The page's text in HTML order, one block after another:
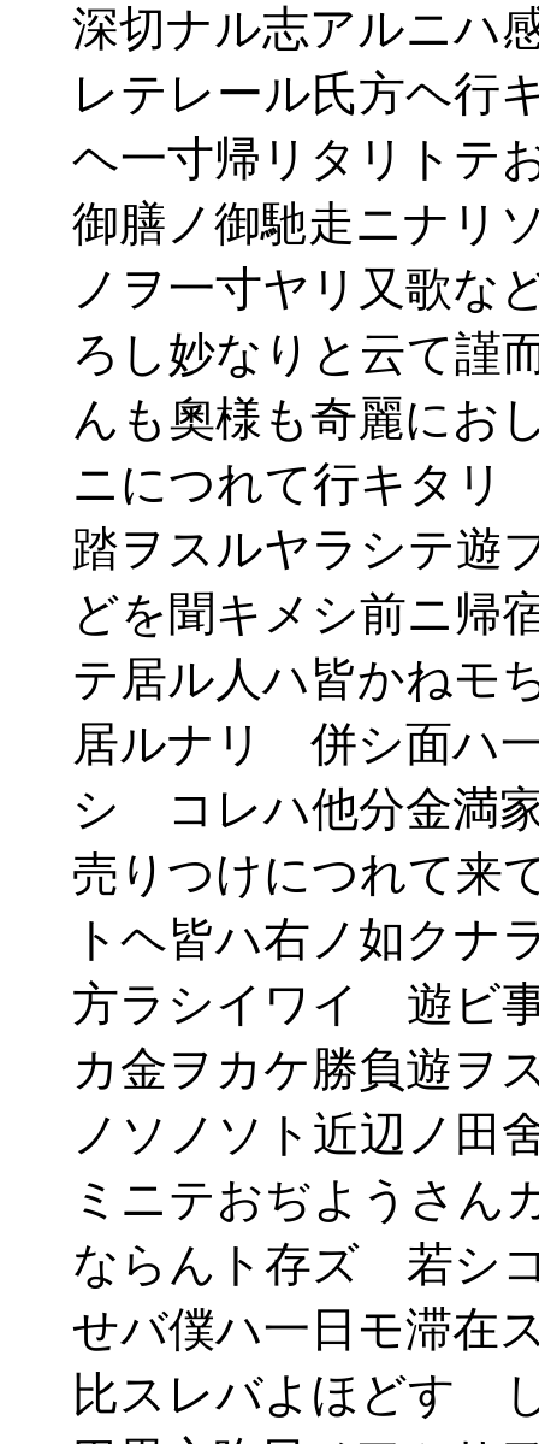
深切ナル志アルニハ
レテレール氏方ヘ行
ヘ一寸帰リタリトテ
御膳ノ御馳走ニナリ
ノヲ一寸ヤリ又歌
ろし妙なりと云て謹
んも奧様も奇麗にお
ニにつれて行キタ
踏ヲスルヤラシテ遊
どを聞キメシ前ニ帰
テ居ル人ハ皆かねモ
居ルナリ 併シ面ハ
シ コレハ他分金満
売りつけにつれて来
トヘ皆ハ右ノ如クナ
方ラシイワイ 遊ビ
カ金ヲカケ勝負遊ヲ
ノソノソト近辺ノ田
ミニテおぢようさん
ならんト存ズ 若シ
せバ僕ハ一日モ滞在
比スレバよほどす